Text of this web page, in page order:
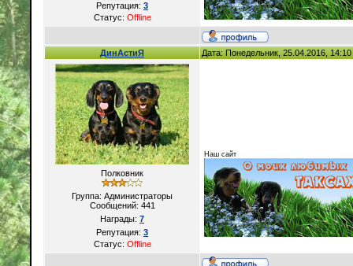
Репутация: 3
Статус: Offline
ДинАстиЯ Дата: Понедельник, 25.04.2016,
Полковник
Группа: Администраторы
Сообщений: 441
Награды: 7
Репутация: 3
Статус: Offline
Наш сайт